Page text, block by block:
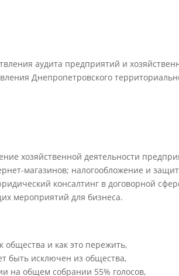
аудита предприятий и
Днепропетровского
хозяйственной деятельности
магазинов; налогообложение и
консалтинг в договорной
мероприятий для бизнеса.
и как это пережить,
быть исключен из общества,
на общем собрании 55% голосов,